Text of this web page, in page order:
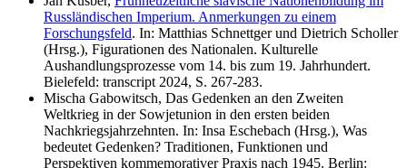
Russländischen Imperium. Anmerkungen zu einem
Forschungsfeld. In: Matthias Schnettger und Dietrich Scholler
(Hrsg.), Figurationen des Nationalen. Kulturelle
Aushandlungsprozesse vom 14. bis zum 19. Jahrhundert.
Bielefeld: transcript 2024, S. 267-283.
Mischa Gabowitsch, Das Gedenken an den Zweiten
Weltkrieg in der Sowjetunion in den ersten beiden
Nachkriegsjahrzehnten. In: Insa Eschebach (Hrsg.), Was
bedeutet Gedenken? Traditionen, Funktionen und
Perspektiven kommemorativer Praxis nach 1945. Berlin: